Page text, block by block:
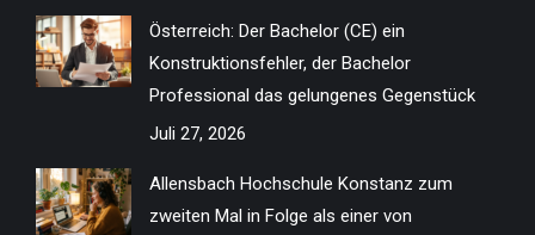
in
new
window
in
new
window
in
new
window
new
window
new
window
new
window
new
window
new
window
Österreich: Der Bachelor (CE) ein
Konstruktionsfehler, der Bachelor
Professional das gelungenes Gegenstück
Juli 27, 2026
Allensbach Hochschule Konstanz zum
zweiten Mal in Folge als einer von